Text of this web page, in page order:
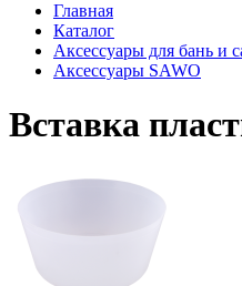
Главная
Каталог
Аксессуары для бань и
Аксессуары SAWO
Вставка